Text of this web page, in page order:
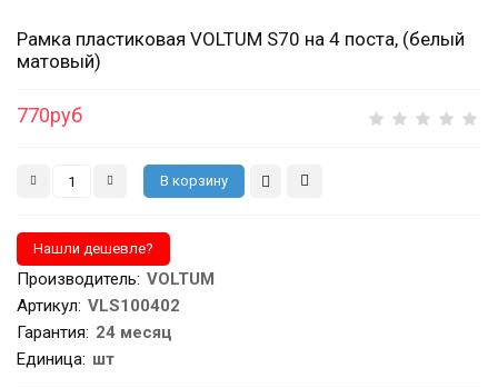
Рамка пластиковая VOLTUM S70 на 4 поста, (белый
матовый)
770руб
Производитель: VOLTUM
Артикул: VLS100402
Гарантия: 24 месяц
Единица: шт